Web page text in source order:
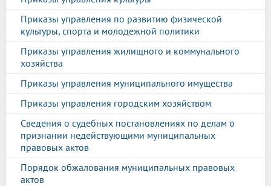
Приказы управления по развитию физической
культуры, спорта и молодежной политики
Приказы управления жилищного и коммунального
хозяйства
Приказы управления муниципального имущества
Приказы управления городским хозяйством
Сведения о судебных постановлениях по делам о
признании недействующими муниципальных
правовых актов
Порядок обжалования муниципальных правовых
актов